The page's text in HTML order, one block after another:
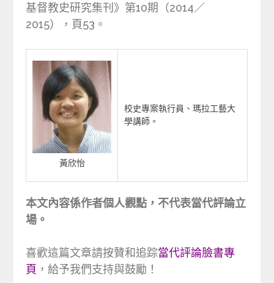
基督教史研究集刊》第10期（2014／
2015），頁53。
黃欣怡
校史專案執行員、瑪拉工藝大
學講師。
本文內容係作者個人觀點，不代表當代評論立
場。
喜歡這篇文章請按贊和追踪當代評論臉書專
頁 ，給予我們支持與鼓勵！